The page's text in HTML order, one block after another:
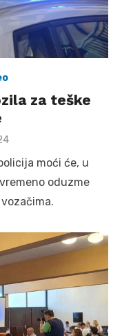
za teške
moći će, u
oduzme